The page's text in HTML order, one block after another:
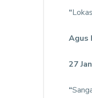
“
Agus
27
“